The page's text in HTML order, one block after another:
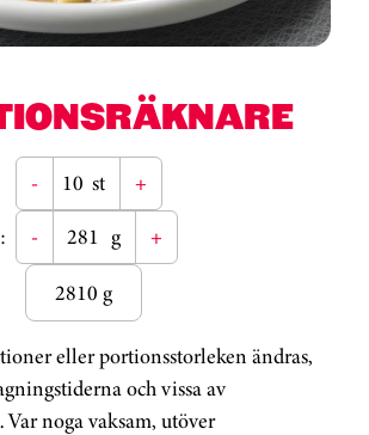
- st
+
- g
+
2810 g
eller portionsstorleken ändras,
och vissa av
noga vaksam, utöver